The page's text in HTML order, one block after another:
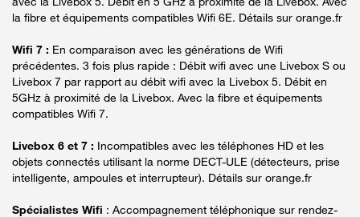
la fibre et équipements compatibles Wifi 6E. Détails sur orange.fr
Wifi 7 : En comparaison avec les générations de Wifi
précédentes. 3 fois plus rapide : Débit wifi avec une Livebox S ou
Livebox 7 par rapport au débit wifi avec la Livebox 5. Débit en
5GHz à proximité de la Livebox. Avec la fibre et équipements
compatibles Wifi 7.
Livebox 6 et 7 : Incompatibles avec les téléphones HD et les
objets connectés utilisant la norme DECT-ULE (détecteurs, prise
intelligente, ampoules et interrupteur). Détails sur orange.fr
Spécialistes Wifi : Accompagnement téléphonique sur rendez-